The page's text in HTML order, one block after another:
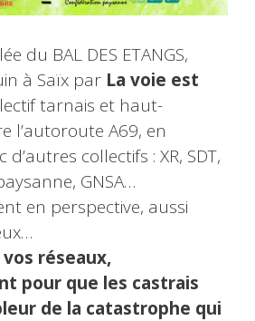
du BAL DES ETANGS,
à Saïx par La voie est
tarnais et haut-
l’autoroute A69, en
collectifs : XR, SDT,
GNSA…
en perspective, aussi
réseaux,
pour que les castrais
de la catastrophe qui